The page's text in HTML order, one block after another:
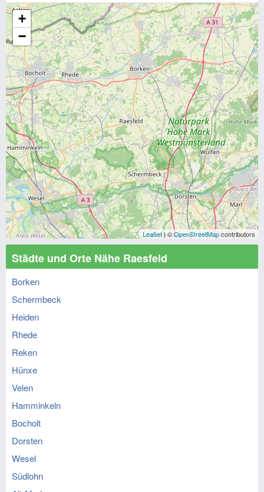
+
−
Leaflet| ©OpenStreetMapcontributors
Städte und Orte Nähe Raesfeld
Borken
Schermbeck
Heiden
Rhede
Reken
Hünxe
Velen
Hamminkeln
Bocholt
Dorsten
Wesel
Südlohn